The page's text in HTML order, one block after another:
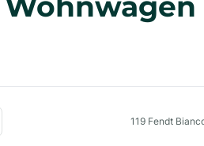
119 Fendt